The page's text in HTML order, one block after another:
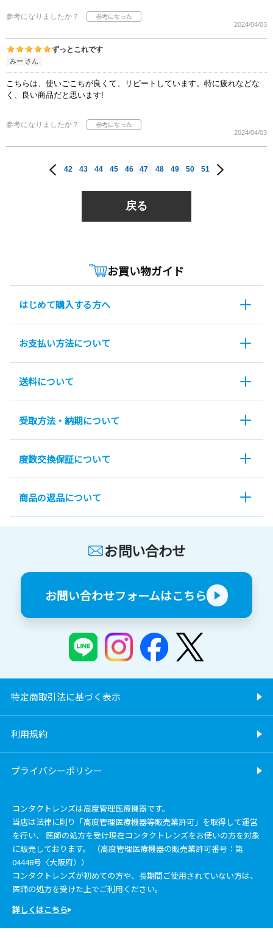
参考になりましたか？
2024/04/03
ずっとこれです
みー さん
こちらは、使いごこちが良くて、リピートしています。特に疲れなどな
く、良い商品だと思います!
参考になりましたか？
2024/04/03
42 43 44 45 46 47 48 49 50 51
戻る
お買い物ガイド
はじめて購入する方へ
お支払い方法について
送料について
受取方法・納期について
度数交換保証について
商品の返品について
お問い合わせ
お問い合わせフォームはこちら
特定商取引法に基づく表示
利用規約
プライバシーポリシー
コンタクトレンズは高度管理医療機器です。
当店は法律に則り「高度管理医療機器等販売業許可」を取得して運営
を行い、 医師の処方を受け現在コンタクトレンズをお使いの方を対象
に販売しております。 （高度管理医療機器の販売業許可番号：第
04448号〈大阪府〉）
コンタクトレンズが初めての方や、長期間ご使用されていない方は、
医師の処方を受けた上でご利用ください。
詳しくはこちら